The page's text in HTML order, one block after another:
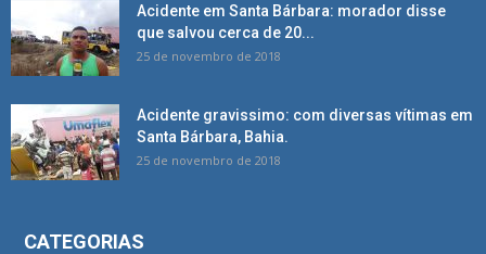
Acidente em Santa Bárbara: morador disse
que salvou cerca de 20...
25 de novembro de 2018
Acidente gravissimo: com diversas vítimas em
Santa Bárbara, Bahia.
25 de novembro de 2018
CATEGORIAS